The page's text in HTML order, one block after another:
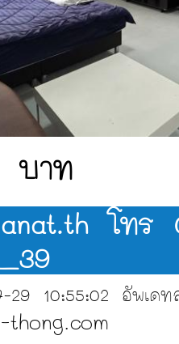
บาท
โทร
29 10:55:02 อัพเด